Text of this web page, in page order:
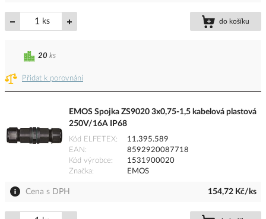
ks do košíku
Přidat k porovnání
20 ks
EMOS Spojka ZS9020 3x0,75-1,5 kabelová plastová
250V/16A IP68
Kód ELFETEX
11.395.589
EAN
8592920087718
Kód výrobce
1531900020
Značka
EMOS
Cena s DPH 154,72 Kč/ks